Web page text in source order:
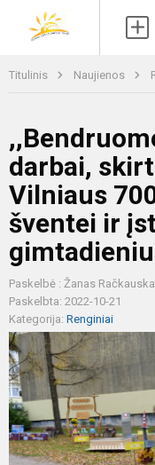
Titulinis Naujienos
darbai,
Vilniaus
šventei ir
Paskelbė : Žanas
Paskelbta: 2022-10-21
Kategorija: Renginiai